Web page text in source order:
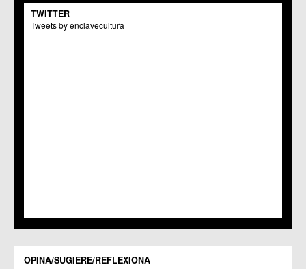
C.M. El Carmen
Centros Culturales
C.C. Puertas de Castilla
C.C. Zarandona
TWITTER
Tweets by enclavecultura
OPINA/SUGIERE/REFLEXIONA